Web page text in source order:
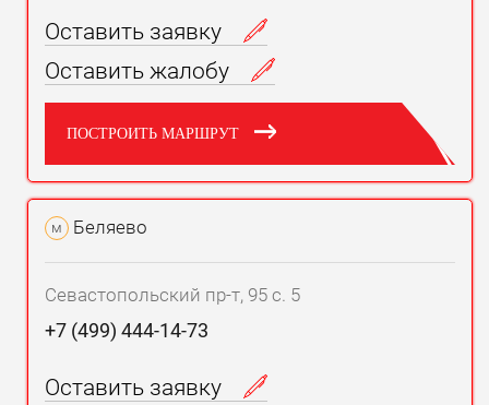
Оставить заявку
Оставить жалобу
ПОСТРОИТЬ МАРШРУТ
м Беляево
Севастопольский пр-т, 95 с. 5
+7 (499) 444-14-73
Оставить заявку